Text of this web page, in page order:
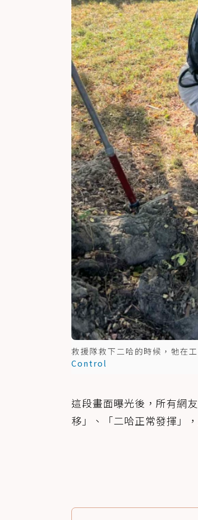
救援隊救下二哈的時候，牠在
Control
這段畫面曝光後，所有網
移」、「二哈正常發揮」